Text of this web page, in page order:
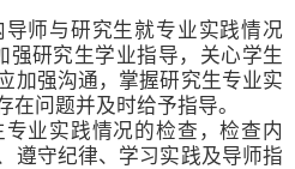
师与研究生就专业实践情况
强研究生学业指导，关心学生
加强沟通，掌握研究生专业实
在问题并及时给予指导。
业实践情况的检查，检查内
遵守纪律、学习实践及导师指